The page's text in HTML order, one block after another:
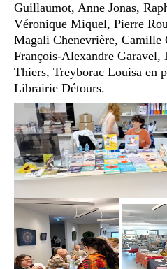
Guillaumot, Anne Jonas,
Véronique Miquel, Pierre
Magali Chenevrière, Camille
François-Alexandre Garavel,
Thiers, Treyborac Louisa en
Librairie Détours.